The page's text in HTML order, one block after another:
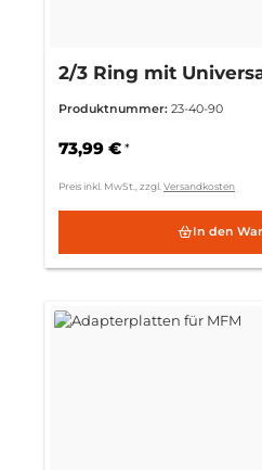
2/3 Ring mit
Produktnummer: 23-40-90
73,99 € *
Preis inkl. MwSt., zzgl. Versandkosten
In den